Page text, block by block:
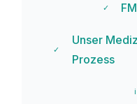
✓
✓
Unser
Prozess
ℹ